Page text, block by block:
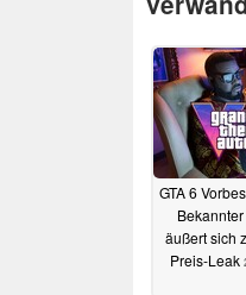
GTA 6
äußert sich
Preis-Leak